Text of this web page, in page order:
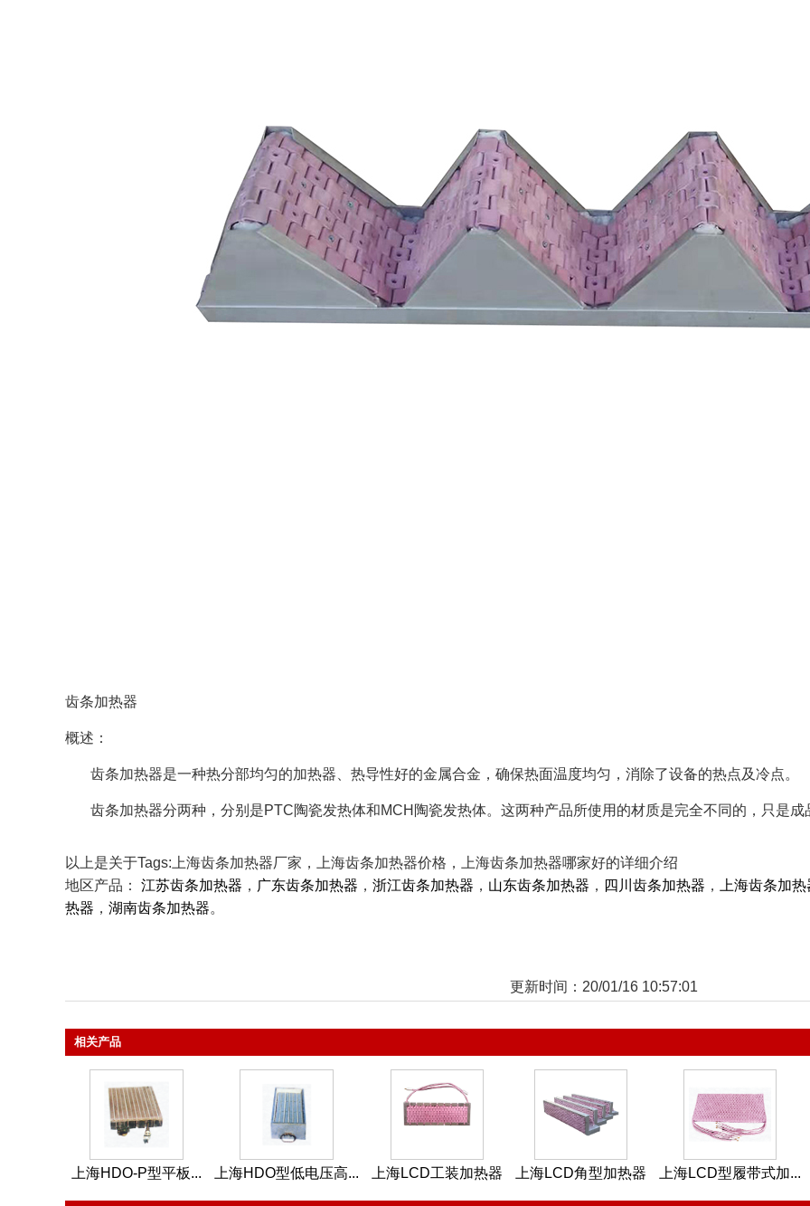
齿条加热器
概述：
齿条加热器是一种热分部均匀的加热器、热导性好的金属合金，确保热面温度均匀，消除了设备的热点及冷点。
齿条加热器分两种，分别是PTC陶瓷发热体和MCH陶瓷发热体。这两种产品所使用的材质是完全不同的，只是成
以上是关于Tags:上海齿条加热器厂家，上海齿条加热器价格，上海齿条加热器哪家好的详细介绍
地区产品： 江苏齿条加热器 ， 广东齿条加热器 ， 浙江齿条加热器 ， 山东齿条加热器 ， 四川齿条加热器 ，
上海齿条加热
热器 ， 湖南齿条加热器。
更新时间：20/01/16 10:57:01
相关产品
上海HDO-P型平板... 上海HDO型低电压高... 上海LCD工装加热器 上海LCD角型加热器 上海LCD型履带式加...